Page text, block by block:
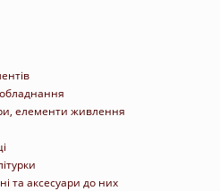
елементи живлення
та аксесуари до них